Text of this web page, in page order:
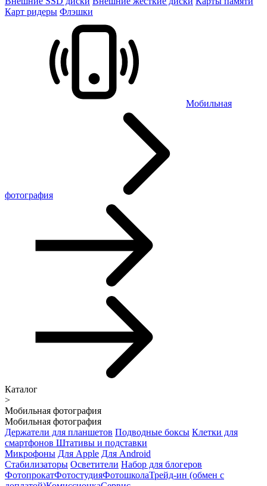
Карт ридеры Флэшки
Мобильная
фотография
Каталог
>
Мобильная фотография
Мобильная фотография
Держатели для планшетов Подводные боксы Клетки для
смартфонов Штативы и подставки
Микрофоны Для Apple Для Android
Стабилизаторы Осветители Набор для блогеров
ФотопрокатФотостудияФотошколаТрейд-ин (обмен с